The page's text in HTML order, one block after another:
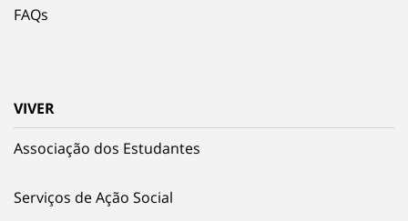
FAQs
VIVER
Associação dos Estudantes
Serviços de Ação Social